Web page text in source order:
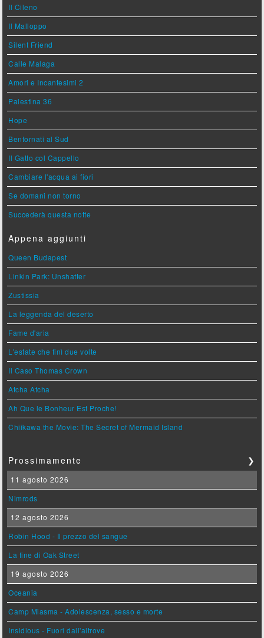
Il Cileno
Il Malloppo
Silent Friend
Calle Malaga
Amori e Incantesimi 2
Palestina 36
Hope
Bentornati al Sud
Il Gatto col Cappello
Cambiare l'acqua ai fiori
Se domani non torno
Succederà questa notte
Appena aggiunti
Queen Budapest
Linkin Park: Unshatter
Zustissia
La leggenda del deserto
Fame d'aria
L'estate che finì due volte
Il Caso Thomas Crown
Atcha Atcha
Ah Que le Bonheur Est Proche!
Chiikawa the Movie: The Secret of Mermaid Island
Prossimamente ❯
11 agosto 2026
Nimrods
12 agosto 2026
Robin Hood - Il prezzo del sangue
La fine di Oak Street
19 agosto 2026
Oceania
Camp Miasma - Adolescenza, sesso e morte
Insidious - Fuori dall'altrove